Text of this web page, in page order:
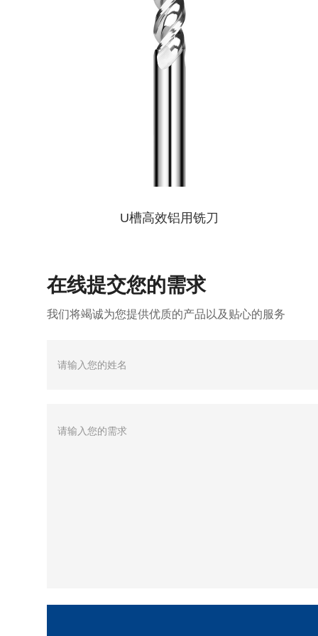
U槽高效铝用铣刀
在线提交您的需求
我们将竭诚为您提供优质的产品以及贴心的服务